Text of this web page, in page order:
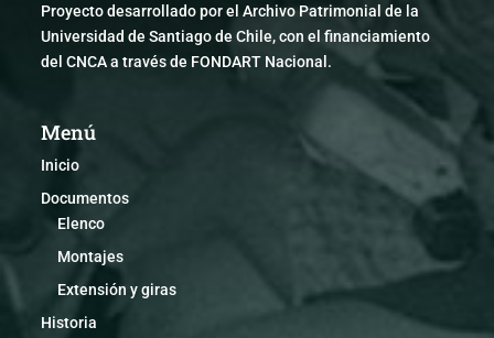
Proyecto desarrollado por el Archivo Patrimonial de la
Universidad de Santiago de Chile, con el financiamiento
del CNCA a través de FONDART Nacional.
Menú
Inicio
Documentos
Elenco
Montajes
Extensión y giras
Historia